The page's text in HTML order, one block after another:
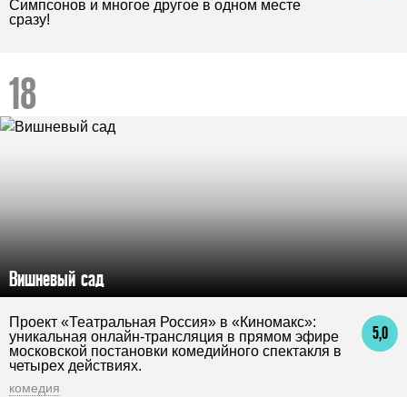
Симпсонов и многое другое в одном месте
сразу!
Вишневый сад
5,0
Проект «Театральная Россия» в «Киномакс»:
уникальная онлайн-трансляция в прямом эфире
московской постановки комедийного спектакля в
четырех действиях.
комедия